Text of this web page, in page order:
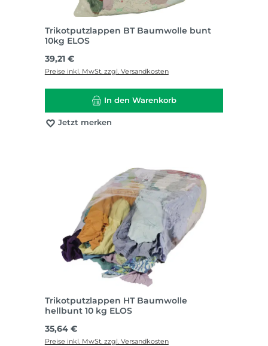
Trikotputzlappen BT Baumwolle bunt
10kg ELOS
Regulärer Preis:
39,21 €
Preise inkl. MwSt. zzgl. Versandkosten
In den Warenkorb
Jetzt merken
Trikotputzlappen HT Baumwolle
hellbunt 10 kg ELOS
Regulärer Preis:
35,64 €
Preise inkl. MwSt. zzgl. Versandkosten